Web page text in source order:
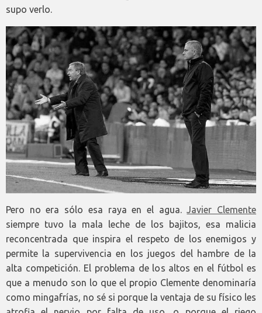
supo verlo.
Pero no era sólo esa raya en el agua.Javier Clemente
siempre tuvo la mala leche de los bajitos, esa malicia
reconcentrada que inspira el respeto de los enemigos y
permite la supervivencia en los juegos del hambre de la
alta competición. El problema de los altos en el fútbol es
que a menudo son lo que el propio Clemente denominaría
como mingafrías, no sé si porque la ventaja de su físico les